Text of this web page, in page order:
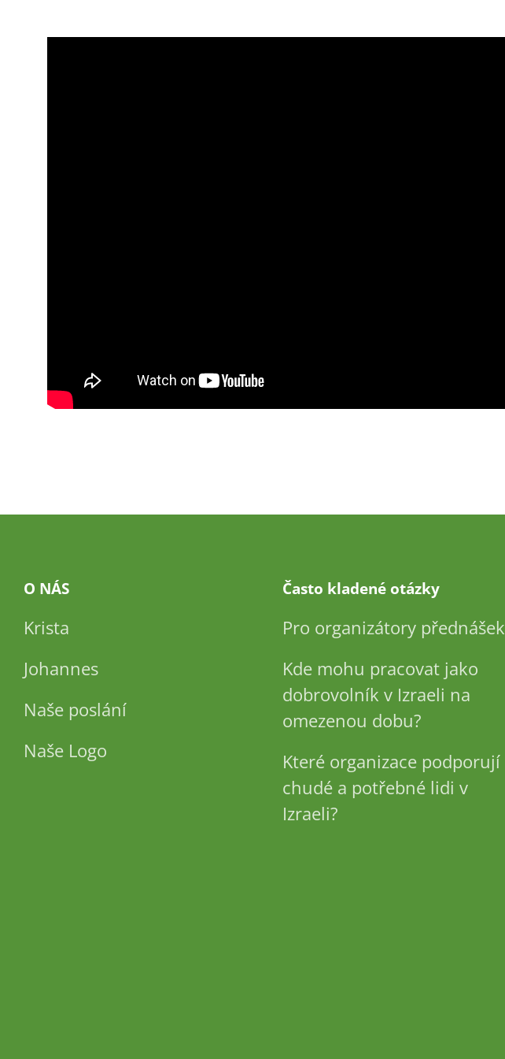
O NÁS
Krista
Johannes
Naše poslání
Naše Logo
Často kladené otázky
Pro organizátory přednášek
Kde mohu pracovat jako
dobrovolník v Izraeli na
omezenou dobu?
Které organizace podporují
chudé a potřebné lidi v
Izraeli?